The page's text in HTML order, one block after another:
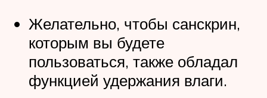
Желательно, чтобы санскрин,
которым вы будете
пользоваться, также обладал
функцией удержания влаги.